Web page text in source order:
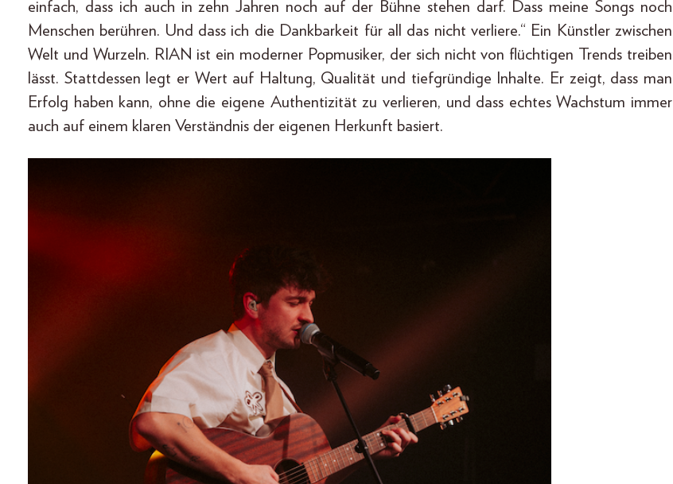
einfach, dass ich auch in zehn Jahren noch auf der Bühne stehen darf. Dass meine Songs noch
Menschen berühren. Und dass ich die Dankbarkeit für all das nicht verliere.“ Ein Künstler zwischen
Welt und Wurzeln. RIAN ist ein moderner Popmusiker, der sich nicht von flüchtigen Trends treiben
lässt. Stattdessen legt er Wert auf Haltung, Qualität und tiefgründige Inhalte. Er zeigt, dass man
Erfolg haben kann, ohne die eigene Authentizität zu verlieren, und dass echtes Wachstum immer
auch auf einem klaren Verständnis der eigenen Herkunft basiert.